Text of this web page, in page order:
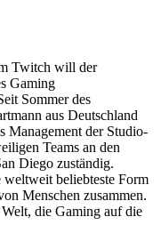
Twitch will der
Gaming
Sommer des
aus Deutschland
Management der Studio-
Teams an den
Diego zuständig.
beliebteste Form
Menschen zusammen.
die Gaming auf die